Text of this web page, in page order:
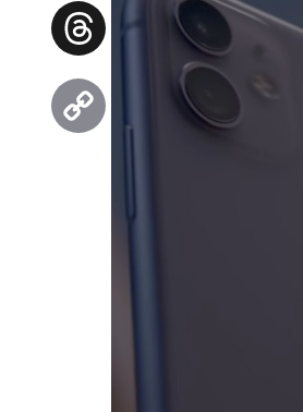
Facebook
Threads